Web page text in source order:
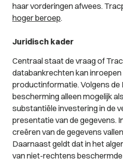
haar vorderingen afwees.
hoger beroep.
Juridisch kader
Centraal staat de vraag of
databankrechten kan
productinformatie. Volgens de
bescherming alleen mogelijk
substantiële investering in de
presentatie van de gegevens.
creëren van de gegevens
Daarnaast geldt dat in het
van niet-rechtens